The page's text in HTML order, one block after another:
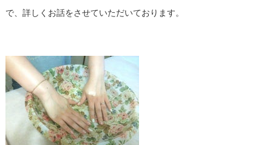
で、詳しくお話をさせていただいております。